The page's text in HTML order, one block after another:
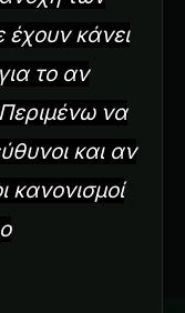
κάνει
το αν
να
και αν
κανονισμοί